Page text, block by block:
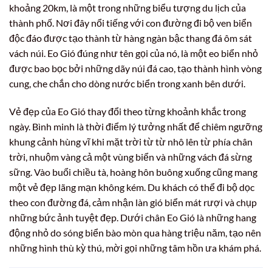
khoảng 20km, là một trong những biểu tượng du lịch của
thành phố. Nơi đây nổi tiếng với con đường đi bộ ven biển
độc đáo được tạo thành từ hàng ngàn bậc thang đá ôm sát
vách núi. Eo Gió đúng như tên gọi của nó, là một eo biển nhỏ
được bao bọc bởi những dãy núi đá cao, tạo thành hình vòng
cung, che chắn cho dòng nước biển trong xanh bên dưới.
Vẻ đẹp của Eo Gió thay đổi theo từng khoảnh khắc trong
ngày. Bình minh là thời điểm lý tưởng nhất để chiêm ngưỡng
khung cảnh hùng vĩ khi mặt trời từ từ nhô lên từ phía chân
trời, nhuộm vàng cả một vùng biển và những vách đá sừng
sững. Vào buổi chiều tà, hoàng hôn buông xuống cũng mang
một vẻ đẹp lãng mạn không kém. Du khách có thể đi bộ dọc
theo con đường đá, cảm nhận làn gió biển mát rượi và chụp
những bức ảnh tuyệt đẹp. Dưới chân Eo Gió là những hang
động nhỏ do sóng biển bào mòn qua hàng triệu năm, tạo nên
những hình thù kỳ thú, mời gọi những tâm hồn ưa khám phá.